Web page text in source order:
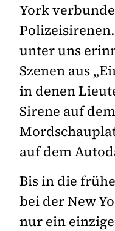
York
unter uns
Szenen aus
in denen
Sirene auf
auf dem
Bis in die
bei der New
nur ein